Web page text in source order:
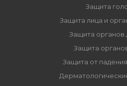
Защита
Защита лица и
Защита органов
Защита
Защита от